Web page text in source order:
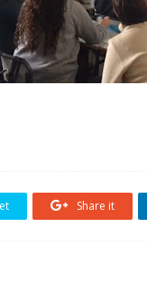
Share it